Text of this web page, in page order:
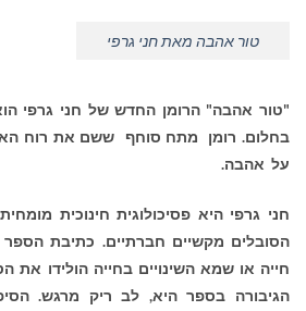
טור אהבה מאת חני גרפי
"טור אהבה" הרומן החדש של חני גרפי
בחלום. רומן מתח סוחף ששם את רוח
על אהבה.
חני גרפי היא פסיכולוגית חינוכית
הסובלים מקשיים חברתיים. כתיבת
חייה או שמא השינויים בחייה הולידו
הגיבורה בספר היא, לב ריק מרגש.